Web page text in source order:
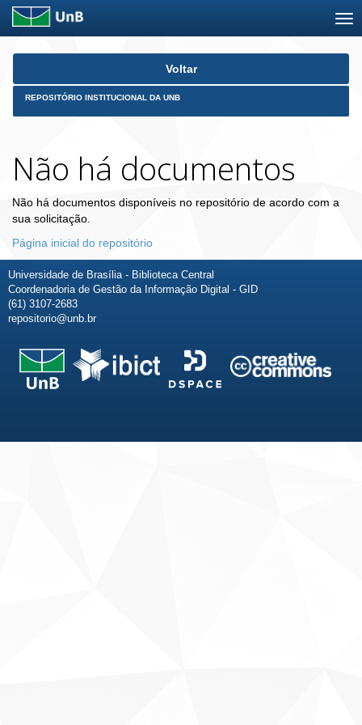
Skip
Voltar
REPOSITÓRIO INSTITUCIONAL DA UNB
Não há documentos
Não há documentos disponíveis no repositório de acordo com a
sua solicitação.
Página inicial do repositório
Universidade de Brasília - Biblioteca Central
Coordenadoria de Gestão da Informação Digital - GID
(61) 3107-2683
repositorio@unb.br